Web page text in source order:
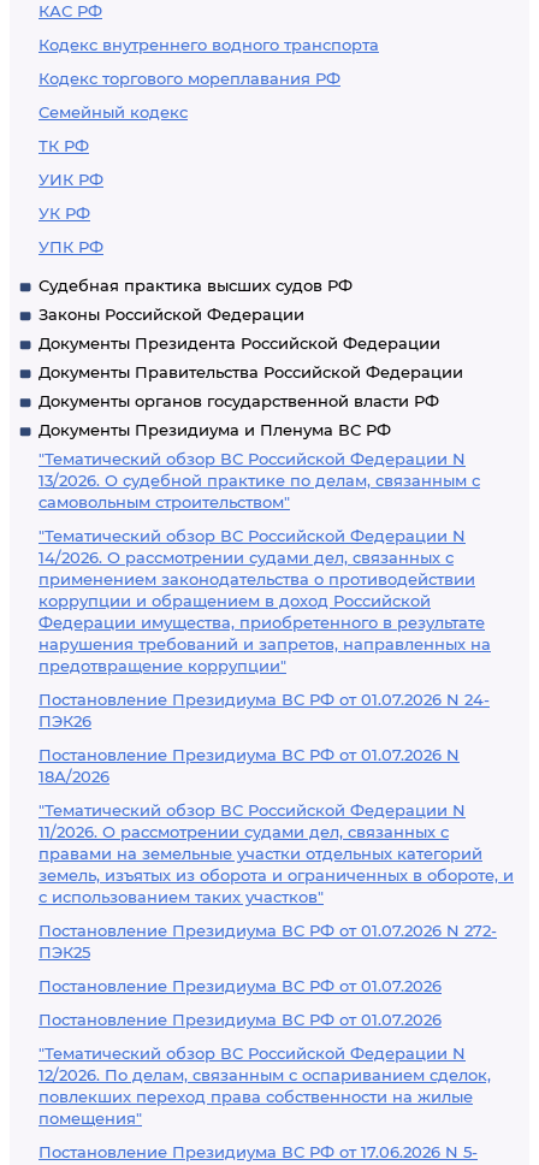
КАС РФ
Кодекс внутреннего водного транспорта
Кодекс торгового мореплавания РФ
Семейный кодекс
ТК РФ
УИК РФ
УК РФ
УПК РФ
Судебная практика высших судов РФ
Законы Российской Федерации
Документы Президента Российской Федерации
Документы Правительства Российской Федерации
Документы органов государственной власти РФ
Документы Президиума и Пленума ВС РФ
"Тематический обзор ВС Российской Федерации N
13/2026. О судебной практике по делам, связанным с
самовольным строительством"
"Тематический обзор ВС Российской Федерации N
14/2026. О рассмотрении судами дел, связанных с
применением законодательства о противодействии
коррупции и обращением в доход Российской
Федерации имущества, приобретенного в результате
нарушения требований и запретов, направленных на
предотвращение коррупции"
Постановление Президиума ВС РФ от 01.07.2026 N 24-
ПЭК26
Постановление Президиума ВС РФ от 01.07.2026 N
18А/2026
"Тематический обзор ВС Российской Федерации N
11/2026. О рассмотрении судами дел, связанных с
правами на земельные участки отдельных категорий
земель, изъятых из оборота и ограниченных в обороте, и
с использованием таких участков"
Постановление Президиума ВС РФ от 01.07.2026 N 272-
ПЭК25
Постановление Президиума ВС РФ от 01.07.2026
Постановление Президиума ВС РФ от 01.07.2026
"Тематический обзор ВС Российской Федерации N
12/2026. По делам, связанным с оспариванием сделок,
повлекших переход права собственности на жилые
помещения"
Постановление Президиума ВС РФ от 17.06.2026 N 5-